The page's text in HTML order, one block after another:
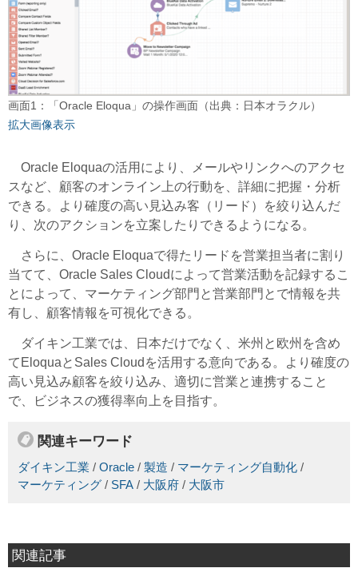
画面1：「Oracle Eloqua」の操作画面（出典：日本オラクル）
拡大画像表示
Oracle Eloquaの活用により、メールやリンクへのアクセ
スなど、顧客のオンライン上の行動を、詳細に把握・分析
できる。より確度の高い見込み客（リード）を絞り込んだ
り、次のアクションを立案したりできるようになる。
さらに、Oracle Eloquaで得たリードを営業担当者に割り
当てて、Oracle Sales Cloudによって営業活動を記録するこ
とによって、マーケティング部門と営業部門とで情報を共
有し、顧客情報を可視化できる。
ダイキン工業では、日本だけでなく、米州と欧州を含め
てEloquaとSales Cloudを活用する意向である。より確度の
高い見込み顧客を絞り込み、適切に営業と連携すること
で、ビジネスの獲得率向上を目指す。
関連キーワード
ダイキン工業 / Oracle / 製造 / マーケティング自動化 /
マーケティング / SFA / 大阪府 / 大阪市
関連記事